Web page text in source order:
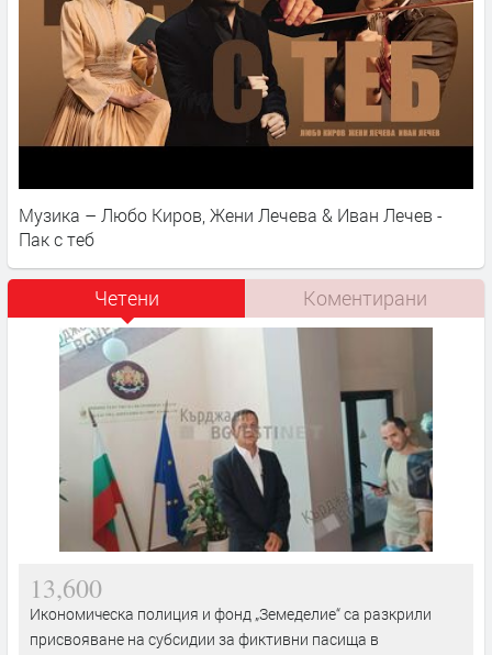
Музика – Любо Киров, Жени Лечева & Иван Лечев -
Пак с теб
Четени Коментирани
13,600
Икономическа полиция и фонд „Земеделие“ са разкрили
присвояване на субсидии за фиктивни пасища в